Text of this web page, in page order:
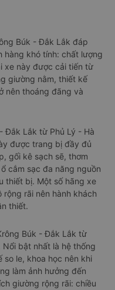
Búk - Đắk Lắk đáp
hàng khó tính: chất lượng
xe này được cải tiến từ
giường nằm, thiết kế
nên thoáng đãng và
Đắk Lắk từ Phủ Lý - Hà
được trang bị đầy đủ
gối kê sạch sẽ, thơm
cắm sạc đa năng nguồn
thiết bị. Một số hãng xe
rãi nên hành khách
thiết.
Búk - Đắk Lắk từ
bật nhất là hệ thống
le, khoa học nên khi
làm ảnh hưởng đến
giường rộng rãi: chiều